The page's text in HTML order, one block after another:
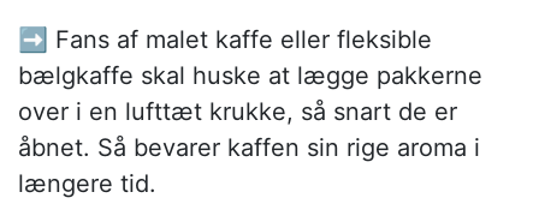
➡️ Fans af malet kaffe eller fleksible
bælgkaffe skal huske at lægge pakkerne
over i en lufttæt krukke, så snart de er
åbnet. Så bevarer kaffen sin rige aroma i
længere tid.